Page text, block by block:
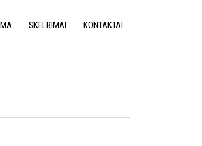
SKELBIMAI KONTAKTAI